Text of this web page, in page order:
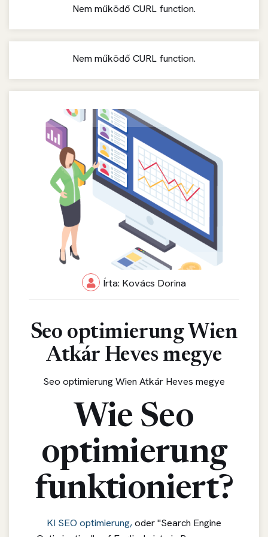
Nem működő CURL function.
Nem működő CURL function.
Írta: Kovács Dorina
Seo optimierung Wien
Atkár Heves megye
Seo optimierung Wien Atkár Heves megye
Wie Seo
optimierung
funktioniert?
KI SEO optimierung,oder "Search Engine